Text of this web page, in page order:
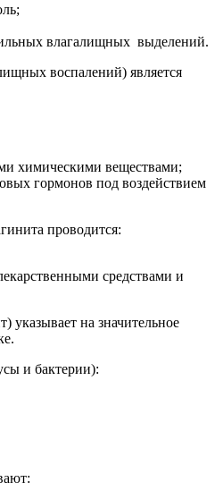
влагалищных выделений.
воспалений) является
химическими веществами;
гормонов под воздействием
проводится:
средствами и
указывает на значительное
и бактерии):